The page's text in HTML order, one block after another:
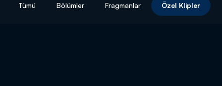
Tümü Bölümler Fragmanlar Özel Klipler